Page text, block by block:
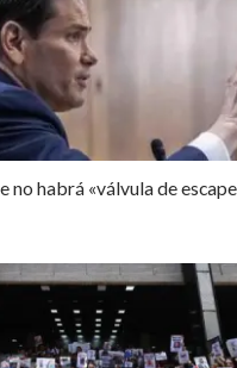
no habrá «válvula de